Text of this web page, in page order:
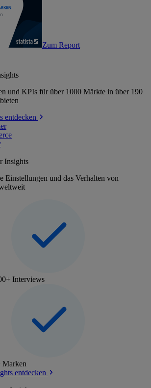
Zum Report
und KPIs für über 1000 Märkte in über 190
entdecken
Insights
Einstellungen und das Verhalten von
Interviews
Marken
entdecken